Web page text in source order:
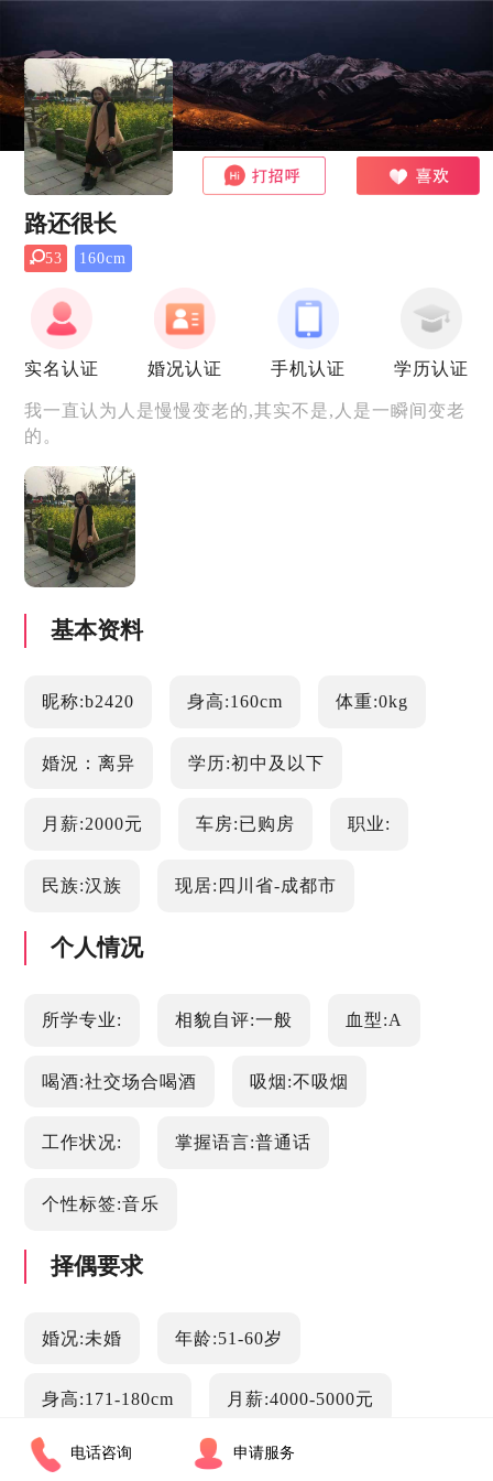
路还很长
53 160cm
实名认证 婚况认证 手机认证 学历认证
我一直认为人是慢慢变老的,其实不是,人是一瞬间变老
的。
基本资料
昵称:b2420 身高:160cm 体重:0kg
婚況：离异 学历:初中及以下
月薪:2000元 车房:已购房 职业:
民族:汉族 现居:四川省-成都市
个人情况
所学专业: 相貌自评:一般 血型:A
喝酒:社交场合喝酒 吸烟:不吸烟
工作状况: 掌握语言:普通话
个性标签:音乐
择偶要求
婚况:未婚 年龄:51-60岁
身高:171-180cm 月薪:4000-5000元
学历:高中 车房情况:已购车 已购房
电话咨询 申请服务